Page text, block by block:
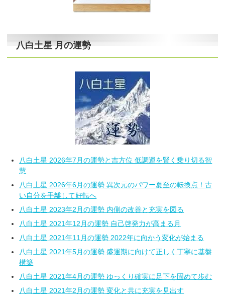
八白土星 月の運勢
八白土星 2026年7月の運勢と吉方位 低調運を賢く乗り切る智
慧
八白土星 2026年6月の運勢 異次元のパワー夏至の転換点！古
い自分を手離して好転へ
八白土星 2023年2月の運勢 内側の改善と充実を図る
八白土星 2021年12月の運勢 自己啓発力が高まる月
八白土星 2021年11月の運勢 2022年に向かう変化が始まる
八白土星 2021年5月の運勢 盛運期に向けて正しく丁寧に基盤
構築
八白土星 2021年4月の運勢 ゆっくり確実に足下を固めて歩む
八白土星 2021年2月の運勢 変化と共に充実を見出す